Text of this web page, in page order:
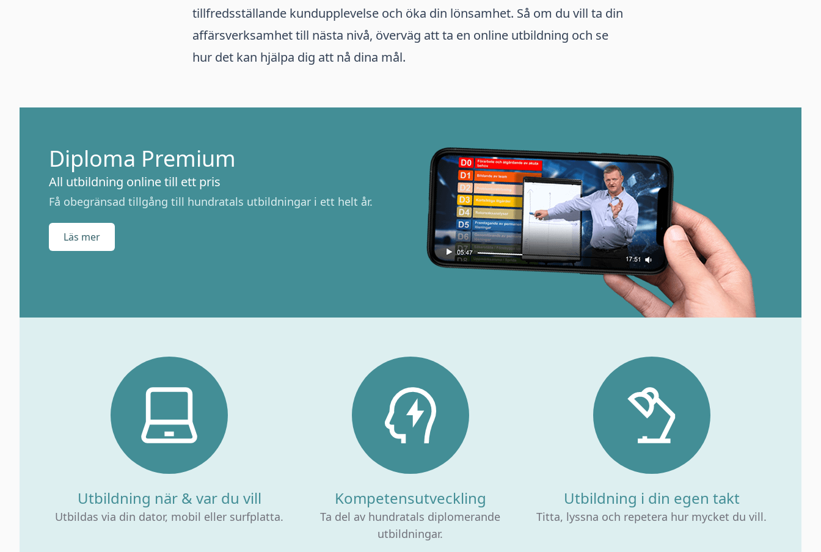
tillfredsställande kundupplevelse och öka din lönsamhet. Så om du vill ta din
affärsverksamhet till nästa nivå, överväg att ta en online utbildning och se
hur det kan hjälpa dig att nå dina mål.
Diploma Premium
All utbildning online till ett pris
Få obegränsad tillgång till hundratals utbildningar i ett helt år.
Läs mer
Utbildning när & var du vill
Utbildas via din dator, mobil eller surfplatta.
Kompetensutveckling
Ta del av hundratals diplomerande
utbildningar.
Utbildning i din egen takt
Titta, lyssna och repetera hur mycket du vill.